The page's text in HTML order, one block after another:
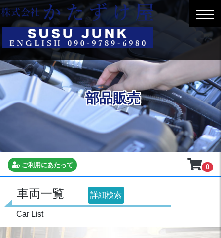
部品販売
ご利用にあたって 0
車両一覧 詳細検索
Car List